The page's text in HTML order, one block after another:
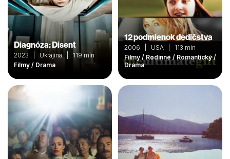
Diagnóza: Disent
2023 | Ukrajina | 119 min
Filmy / Drama
12 podmienok dedičstva
2006 | USA | 113 min
Filmy / Rodinné / Romantický /
Drama